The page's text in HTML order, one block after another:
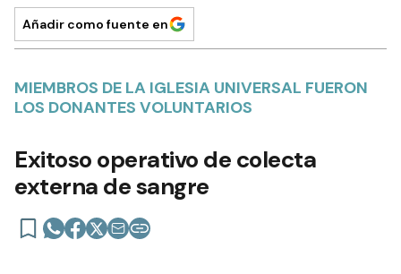
Añadir como fuente en
MIEMBROS DE LA IGLESIA UNIVERSAL FUERON
LOS DONANTES VOLUNTARIOS
Exitoso operativo de colecta
externa de sangre